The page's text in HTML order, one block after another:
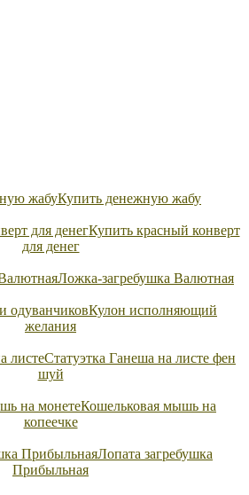
Купить денежную жабу
Купить красный конверт
для денег
Ложка-загребушка Валютная
Кулон исполняющий
желания
Статуэтка Ганеша на листе фен
шуй
Кошельковая мышь на
копеечке
Лопата загребушка
Прибыльная